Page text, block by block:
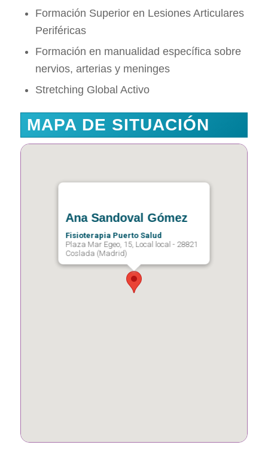
Formación Superior en Lesiones Articulares
Periféricas
Formación en manualidad específica sobre
nervios, arterias y meninges
Stretching Global Activo
MAPA DE SITUACIÓN
Ana Sandoval Gómez
Fisioterapia Puerto Salud
Plaza Mar Egeo, 15, Local local - 28821
Coslada (Madrid)